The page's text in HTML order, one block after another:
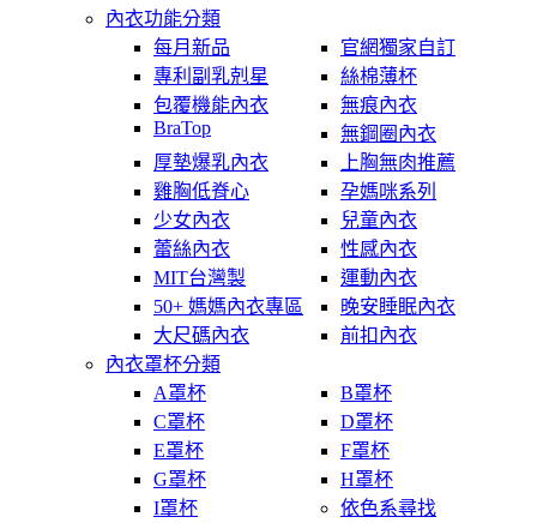
內衣功能分類
每月新品
官網獨家自訂
專利副乳剋星
絲棉薄杯
包覆機能內衣
無痕內衣
BraTop
無鋼圈內衣
厚墊爆乳內衣
上胸無肉推薦
雞胸低脊心
孕媽咪系列
少女內衣
兒童內衣
蕾絲內衣
性感內衣
MIT台灣製
運動內衣
50+ 媽媽內衣專區
晚安睡眠內衣
大尺碼內衣
前扣內衣
內衣罩杯分類
A罩杯
B罩杯
C罩杯
D罩杯
E罩杯
F罩杯
G罩杯
H罩杯
I罩杯
依色系尋找